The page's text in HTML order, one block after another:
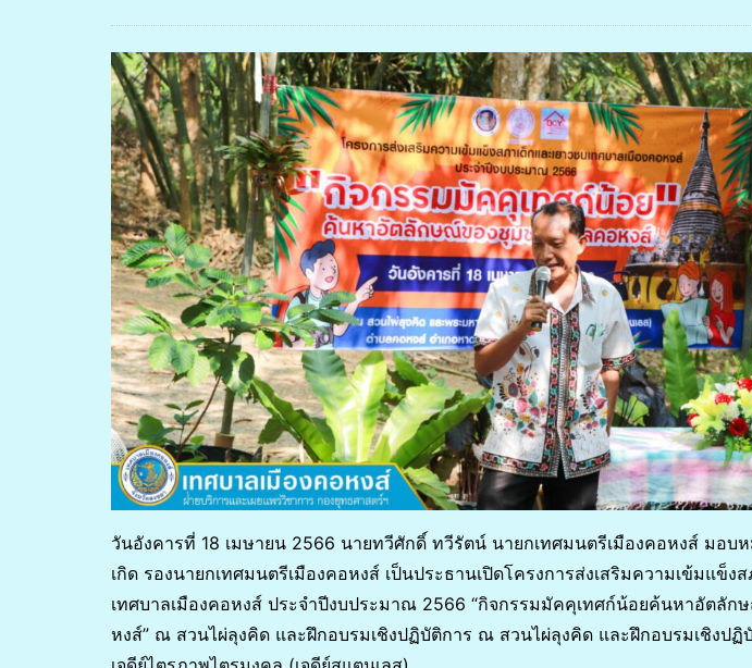
วันอังคารที่ 18 เมษายน 2566 นายทวีศักดิ์ ทวีรัตน์ นายกเทศมนตรีเมืองคอหงส์ มอบ
เกิด รองนายกเทศมนตรีเมืองคอหงส์ เป็นประธานเปิดโครงการส่งเสริมความเข้มแข็ง
เทศบาลเมืองคอหงส์ ประจำปีงบประมาณ 2566 “กิจกรรมมัคคุเทศก์น้อยค้นหาอัตลั
หงส์” ณ สวนไผ่ลุงคิด และฝึกอบรมเชิงปฏิบัติการ ณ สวนไผ่ลุงคิด และฝึกอบรมเชิงป